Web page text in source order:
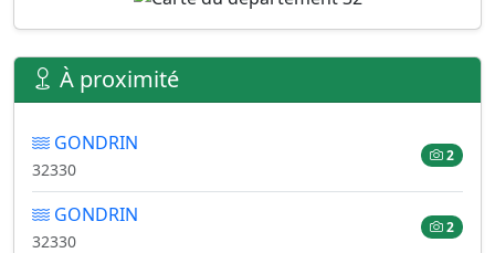
À proximité
GONDRIN
32330
2
GONDRIN
32330
2